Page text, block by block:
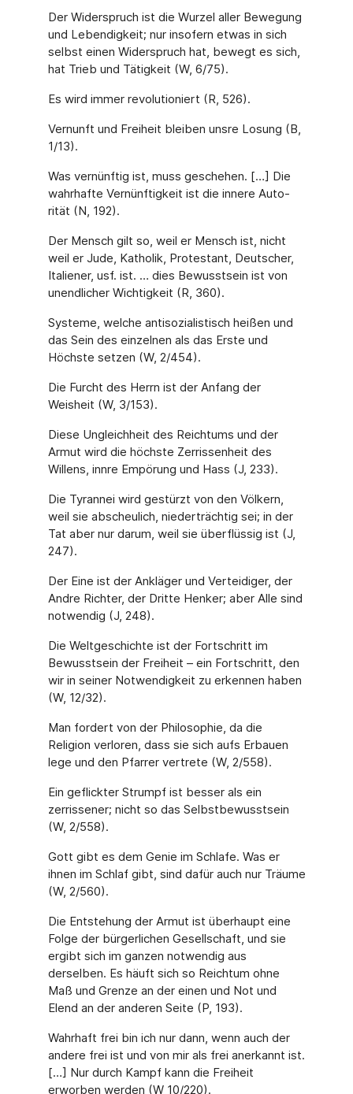
Der Widerspruch ist die Wurzel aller Bewegung
und Lebendigkeit; nur insofern etwas in sich
selbst einen Widerspruch hat, bewegt es sich,
hat Trieb und Tätigkeit (W, 6/75).
Es wird immer revolutioniert (R, 526).
Vernunft und Freiheit bleiben unsre Losung (B,
1/13).
Was vernünftig ist, muss geschehen. […] Die
wahrhafte Vernünftigkeit ist die innere Auto­
rität (N, 192).
Der Mensch gilt so, weil er Mensch ist, nicht
weil er Jude, Katholik, Protestant, Deutscher,
Italiener, usf. ist. … dies Bewusstsein ist von
unendlicher Wichtigkeit (R, 360).
Systeme, welche antisozialistisch heißen und
das Sein des einzelnen als das Erste und
Höchste setzen (W, 2/454).
Die Furcht des Herrn ist der Anfang der
Weisheit (W, 3/153).
Diese Ungleichheit des Reichtums und der
Armut wird die höchste Zerrissenheit des
Willens, innre Empörung und Hass (J, 233).
Die Tyrannei wird gestürzt von den Völkern,
weil sie abscheulich, niederträchtig sei; in der
Tat aber nur darum, weil sie überflüssig ist (J,
247).
Der Eine ist der Ankläger und Verteidiger, der
Andre Richter, der Dritte Henker; aber Alle sind
notwendig (J, 248).
Die Weltgeschichte ist der Fortschritt im
Bewusstsein der Freiheit – ein Fortschritt, den
wir in seiner Notwendigkeit zu erkennen haben
(W, 12/32).
Man fordert von der Philosophie, da die
Religion verloren, dass sie sich aufs Erbauen
lege und den Pfarrer vertrete (W, 2/558).
Ein geflickter Strumpf ist besser als ein
zerrissener; nicht so das Selbstbewusstsein
(W, 2/558).
Gott gibt es dem Genie im Schlafe. Was er
ihnen im Schlaf gibt, sind dafür auch nur Träume
(W, 2/560).
Die Entstehung der Armut ist überhaupt eine
Folge der bürgerlichen Gesellschaft, und sie
ergibt sich im ganzen notwendig aus
derselben. Es häuft sich so Reichtum ohne
Maß und Grenze an der einen und Not und
Elend an der anderen Seite (P, 193).
Wahrhaft frei bin ich nur dann, wenn auch der
andere frei ist und von mir als frei anerkannt ist.
[…] Nur durch Kampf kann die Freiheit
erworben werden (W 10/220).